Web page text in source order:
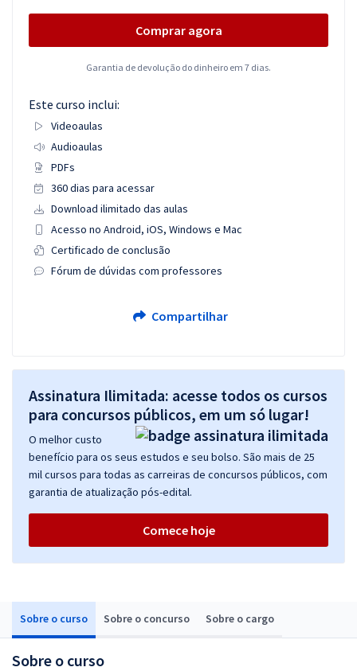
Sobre o curso Sobre o concurso Sobre o cargo
Sobre o curso
Comprar agora
Garantia de devolução do dinheiro em 7 dias.
Este curso inclui:
Videoaulas
Audioaulas
PDFs
360 dias para acessar
Download ilimitado das aulas
Acesso no Android, iOS, Windows e Mac
Certificado de conclusão
Fórum de dúvidas com professores
Compartilhar
Assinatura Ilimitada: acesse todos os cursos
para concursos públicos, em um só lugar!
O melhor custo
benefício para os seus estudos e seu bolso. São mais de 25
mil cursos para todas as carreiras de concursos públicos, com
garantia de atualização pós-edital.
Comece hoje